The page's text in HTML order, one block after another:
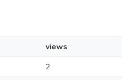
views
2